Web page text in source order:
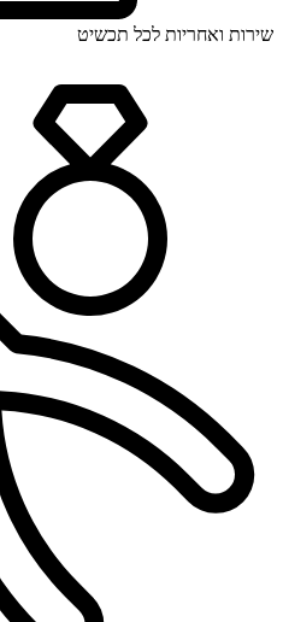
שירות ואחריות לכל תכשיט